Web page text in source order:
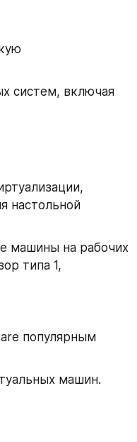
систем, включая
настольной
машины на рабочих
типа 1,
популярным
машин.